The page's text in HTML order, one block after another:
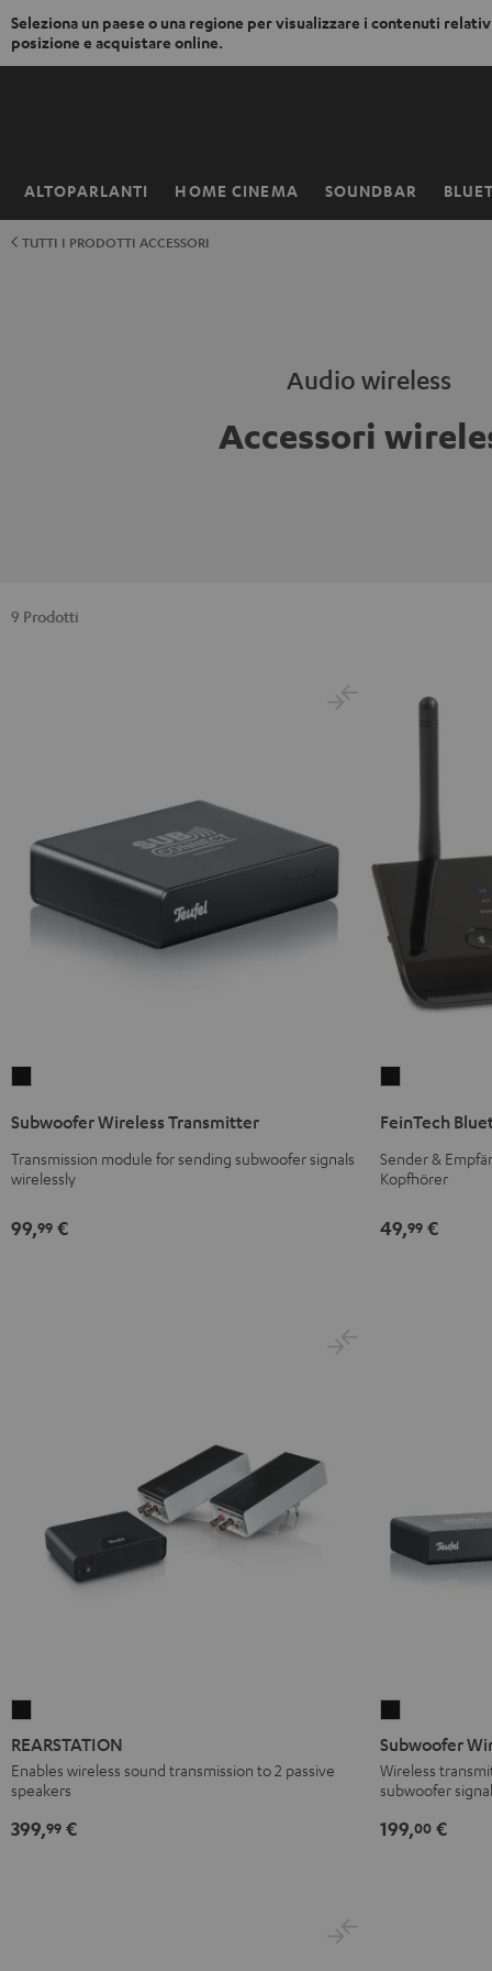
Seleziona un paese o una regione per visualizzare i contenuti
posizione e acquistare online.
ALTOPARLANTI HOME CINEMA SOUNDBAR
Pagina
TUTTI I PRODOTTI ACCESSORI
Audio wireless
Accessori
9 Prodotti
Transmitter
Nero
Subwoofer Wireless Transmitter
Transmission module for sending subwoofer signals
wirelessly
99,99 €
Audio
System
Nero
FeinTech
Sender &
Kopfhörer
49,99 €
Nero
REARSTATION
Enables wireless sound transmission to 2 passive
speakers
399,99 €
Wireless
Set
Nero
Subwoofer
Wireless
subwoofer
199,00 €